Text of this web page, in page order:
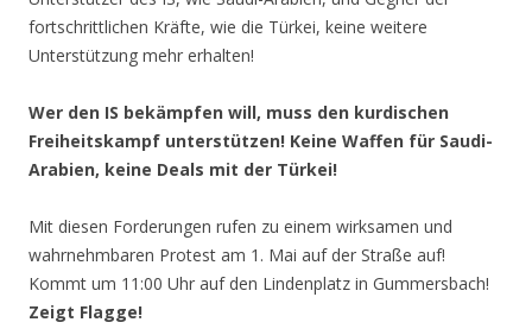
fortschrittlichen Kräfte, wie die Türkei, keine weitere
Unterstützung mehr erhalten!
Wer den IS bekämpfen will, muss den kurdischen
Freiheitskampf unterstützen! Keine Waffen für Saudi-
Arabien, keine Deals mit der Türkei!
Mit diesen Forderungen rufen zu einem wirksamen und
wahrnehmbaren Protest am 1. Mai auf der Straße auf!
Kommt um 11:00 Uhr auf den Lindenplatz in Gummersbach!
Zeigt Flagge!